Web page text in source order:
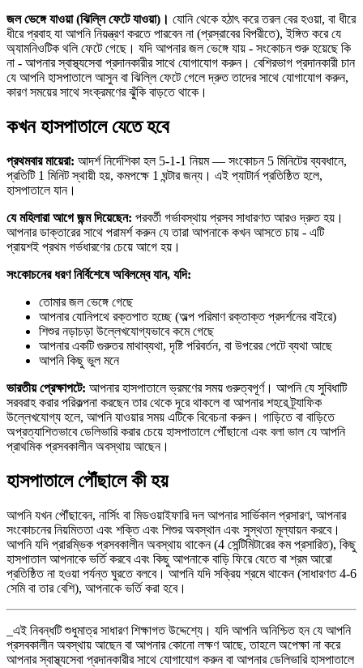
জল ভেঙ্গে যাওয়া (ঝিল্লি ফেটে যাওয়া)। যোনি থেকে হঠাৎ করে তরল বের হওয়া, বা ধীরে
ধীরে প্রবাহ যা আপনি নিয়ন্ত্রণ করতে পারবেন না (প্রস্রাবের বিপরীতে), ইঙ্গিত করে যে
অ্যামনিওটিক থলি ফেটে গেছে। যদি আপনার জল ভেঙ্গে যায় - সংকোচন শুরু হয়েছে কি
না - আপনার স্বাস্থ্যসেবা প্রদানকারীর সাথে যোগাযোগ করুন। বেশিরভাগ প্রদানকারী চান
যে আপনি হাসপাতালে আসুন বা ঝিল্লি ফেটে গেলে দ্রুত তাদের সাথে যোগাযোগ করুন,
কারণ সময়ের সাথে সংক্রমণের ঝুঁকি বাড়তে থাকে।
কখন হাসপাতালে যেতে হবে
প্রথমবার মায়েরা: আদর্শ নির্দেশিকা হল 5-1-1 নিয়ম — সংকোচন 5 মিনিটের ব্যবধানে,
প্রতিটি 1 মিনিট স্থায়ী হয়, কমপক্ষে 1 ঘন্টার জন্য। এই প্যাটার্ন প্রতিষ্ঠিত হলে,
হাসপাতালে যান।
যে মহিলারা আগে জন্ম দিয়েছেন: পরবর্তী গর্ভাবস্থায় প্রসব সাধারণত আরও দ্রুত হয়।
আপনার ডাক্তারের সাথে পরামর্শ করুন যে তারা আপনাকে কখন আসতে চায় - এটি
প্রায়শই প্রথম গর্ভধারণের চেয়ে আগে হয়।
সংকোচনের ধরণ নির্বিশেষে অবিলম্বে যান, যদি:
তোমার জল ভেঙ্গে গেছে
আপনার যোনিপথে রক্তপাত হচ্ছে (অল্প পরিমাণ রক্তাক্ত প্রদর্শনের বাইরে)
শিশুর নড়াচড়া উল্লেখযোগ্যভাবে কমে গেছে
আপনার একটি গুরুতর মাথাব্যথা, দৃষ্টি পরিবর্তন, বা উপরের পেটে ব্যথা আছে
আপনি কিছু ভুল মনে
ভারতীয় প্রেক্ষাপটে: আপনার হাসপাতালে ভ্রমণের সময় গুরুত্বপূর্ণ। আপনি যে সুবিধাটি
সরবরাহ করার পরিকল্পনা করছেন তার থেকে দূরে থাকলে বা আপনার শহরে ট্র্যাফিক
উল্লেখযোগ্য হলে, আপনি যাওয়ার সময় এটিকে বিবেচনা করুন। গাড়িতে বা বাড়িতে
অপ্রত্যাশিতভাবে ডেলিভারি করার চেয়ে হাসপাতালে পৌঁছানো এবং বলা ভাল যে আপনি
প্রাথমিক প্রসবকালীন অবস্থায় আছেন।
হাসপাতালে পৌঁছালে কী হয়
আপনি যখন পৌঁছাবেন, নার্সিং বা মিডওয়াইফারি দল আপনার সার্ভিকাল প্রসারণ, আপনার
সংকোচনের নিয়মিততা এবং শক্তি এবং শিশুর অবস্থান এবং সুস্থতা মূল্যায়ন করবে।
আপনি যদি প্রারম্ভিক প্রসবকালীন অবস্থায় থাকেন (4 সেন্টিমিটারের কম প্রসারিত), কিছু
হাসপাতাল আপনাকে ভর্তি করবে এবং কিছু আপনাকে বাড়ি ফিরে যেতে বা শ্রম আরো
প্রতিষ্ঠিত না হওয়া পর্যন্ত ঘুরতে বলবে। আপনি যদি সক্রিয় শ্রমে থাকেন (সাধারণত 4-6
সেমি বা তার বেশি), আপনাকে ভর্তি করা হবে।
_এই নিবন্ধটি শুধুমাত্র সাধারণ শিক্ষাগত উদ্দেশ্যে। যদি আপনি অনিশ্চিত হন যে আপনি
প্রসবকালীন অবস্থায় আছেন বা আপনার কোনো লক্ষণ আছে, তাহলে অপেক্ষা না করে
আপনার স্বাস্থ্যসেবা প্রদানকারীর সাথে যোগাযোগ করুন বা আপনার ডেলিভারি হাসপাতালে